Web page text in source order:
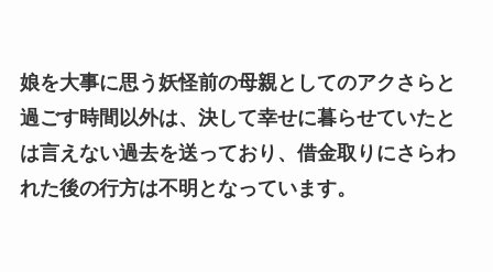
娘を大事に思う妖怪前の母親としてのアク さら と
過ごす時間以外は、決して幸せに暮らせていたと
は言えない過去を送っており、借金取りにさらわ
れた後の行方は不明となっています。